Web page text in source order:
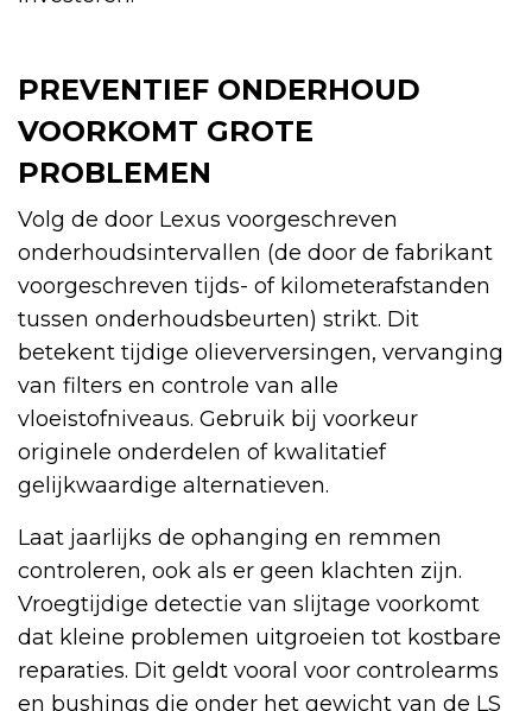
PREVENTIEF ONDERHOUD
VOORKOMT GROTE
PROBLEMEN
Volg de door Lexus voorgeschreven
onderhoudsintervallen (de door de fabrikant
voorgeschreven tijds- of kilometerafstanden
tussen onderhoudsbeurten) strikt. Dit
betekent tijdige olieverversingen, vervanging
van filters en controle van alle
vloeistofniveaus. Gebruik bij voorkeur
originele onderdelen of kwalitatief
gelijkwaardige alternatieven.
Laat jaarlijks de ophanging en remmen
controleren, ook als er geen klachten zijn.
Vroegtijdige detectie van slijtage voorkomt
dat kleine problemen uitgroeien tot kostbare
reparaties. Dit geldt vooral voor controlearms
en bushings die onder het gewicht van de LS